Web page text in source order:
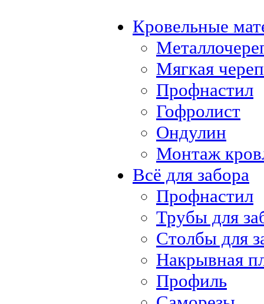
Кровельные
Мягкая
Профнастил
Гофролист
Ондулин
Монтаж
Всё для забора
Профнастил
Трубы для
Столбы для
Накрывная
Профиль